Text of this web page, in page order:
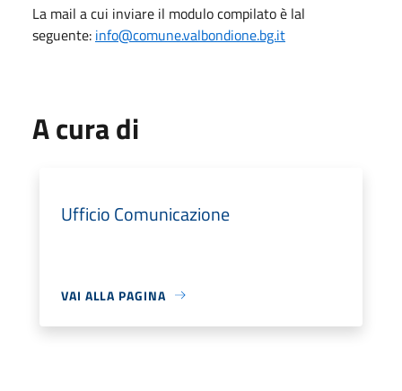
La mail a cui inviare il modulo compilato è lal
seguente: info@comune.valbondione.bg.it
A cura di
Ufficio Comunicazione
VAI ALLA PAGINA